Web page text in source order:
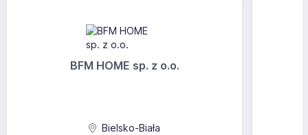
BFM HOME sp. z o.o.
Bielsko-Biała